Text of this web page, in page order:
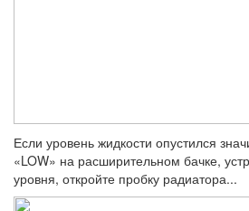
Если уровень жидкости опустился
«LOW» на расширитель­ном бачке,
уровня, откройте пробку радиатора...